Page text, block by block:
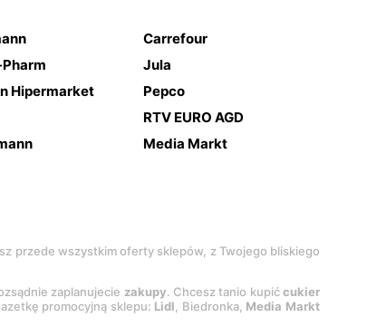
Carrefour
Jula
Hipermarket
Pepco
RTV EURO AGD
Media Markt
przede wszystkim oferty sklepów, z Twojego bliskiego
zaplanujecie zakupy. Chcesz tanio kupićcukier
promocyjną sklepu: Lidl, Biedronka, Media Markt